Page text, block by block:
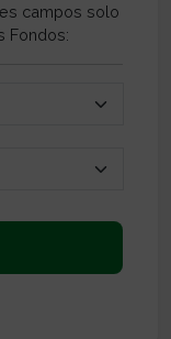
campos solo
Fondos: